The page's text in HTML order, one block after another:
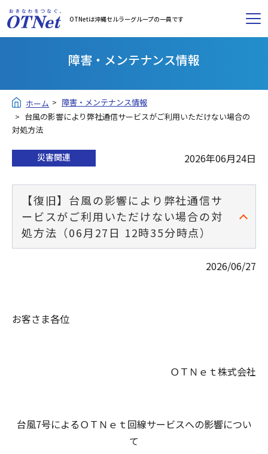
OTNetは沖縄セルラーグループの一員です
障害・メンテナンス情報
ホーム
障害・メンテナンス情報
台風の影響により弊社通信サービスがご利用いただけない場合の
対処方法
災害関連 2026年06月24日
【復旧】台風の影響により弊社通信サ
ービスがご利用いただけない場合の対
処方法（06月27日 12時35分時点）
2026/06/27
お客さま各位
ＯＴＮｅｔ株式会社
台風7号によるＯＴＮｅｔ回線サービスへの影響につい
て